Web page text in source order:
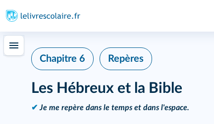
Chapitre 6 Repères
Les Hébreux et la Bible
✔ Je me repère dans le temps et dans l'espace.